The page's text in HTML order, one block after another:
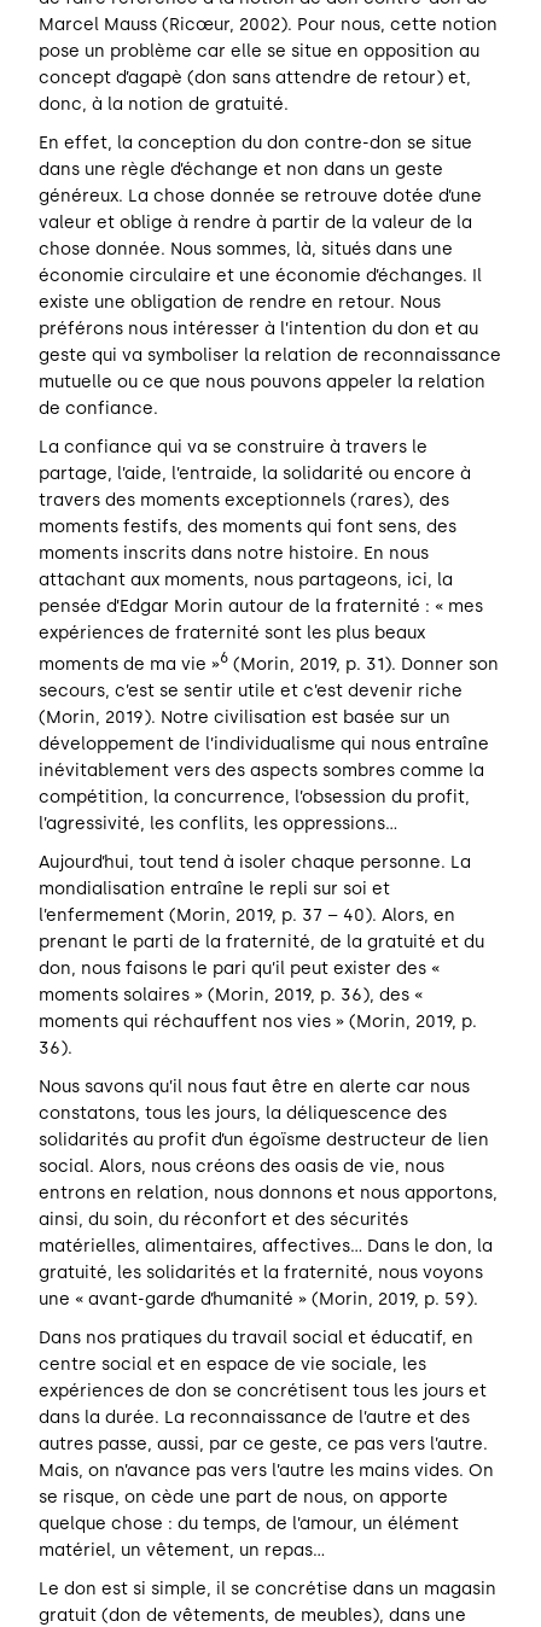
Marcel Mauss (Ricœur, 2002). Pour nous, cette notion
pose un problème car elle se situe en opposition au
concept d’agapè (don sans attendre de retour) et,
donc, à la notion de gratuité.
En effet, la conception du don contre-don se situe
dans une règle d’échange et non dans un geste
généreux. La chose donnée se retrouve dotée d’une
valeur et oblige à rendre à partir de la valeur de la
chose donnée. Nous sommes, là, situés dans une
économie circulaire et une économie d’échanges. Il
existe une obligation de rendre en retour. Nous
préférons nous intéresser à l’intention du don et au
geste qui va symboliser la relation de reconnaissance
mutuelle ou ce que nous pouvons appeler la relation
de confiance.
La confiance qui va se construire à travers le
partage, l’aide, l’entraide, la solidarité ou encore à
travers des moments exceptionnels (rares), des
moments festifs, des moments qui font sens, des
moments inscrits dans notre histoire. En nous
attachant aux moments, nous partageons, ici, la
pensée d’Edgar Morin autour de la fraternité : « mes
expériences de fraternité sont les plus beaux
moments de ma vie »6 (Morin, 2019, p. 31). Donner son
secours, c’est se sentir utile et c’est devenir riche
(Morin, 2019). Notre civilisation est basée sur un
développement de l’individualisme qui nous entraîne
inévitablement vers des aspects sombres comme la
compétition, la concurrence, l’obsession du profit,
l’agressivité, les conflits, les oppressions…
Aujourd’hui, tout tend à isoler chaque personne. La
mondialisation entraîne le repli sur soi et
l’enfermement (Morin, 2019, p. 37 – 40). Alors, en
prenant le parti de la fraternité, de la gratuité et du
don, nous faisons le pari qu’il peut exister des «
moments solaires » (Morin, 2019, p. 36), des «
moments qui réchauffent nos vies » (Morin, 2019, p.
36).
Nous savons qu’il nous faut être en alerte car nous
constatons, tous les jours, la déliquescence des
solidarités au profit d’un égoïsme destructeur de lien
social. Alors, nous créons des oasis de vie, nous
entrons en relation, nous donnons et nous apportons,
ainsi, du soin, du réconfort et des sécurités
matérielles, alimentaires, affectives… Dans le don, la
gratuité, les solidarités et la fraternité, nous voyons
une « avant-garde d’humanité » (Morin, 2019, p. 59).
Dans nos pratiques du travail social et éducatif, en
centre social et en espace de vie sociale, les
expériences de don se concrétisent tous les jours et
dans la durée. La reconnaissance de l’autre et des
autres passe, aussi, par ce geste, ce pas vers l’autre.
Mais, on n’avance pas vers l’autre les mains vides. On
se risque, on cède une part de nous, on apporte
quelque chose : du temps, de l’amour, un élément
matériel, un vêtement, un repas…
Le don est si simple, il se concrétise dans un magasin
gratuit (don de vêtements, de meubles), dans une